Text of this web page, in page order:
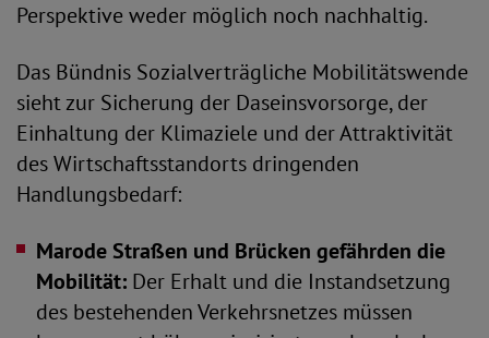
Perspektive weder möglich noch nachhaltig.
Das Bündnis Sozialverträgliche Mobilitätswende
sieht zur Sicherung der Daseinsvorsorge, der
Einhaltung der Klimaziele und der Attraktivität
des Wirtschaftsstandorts dringenden
Handlungsbedarf:
Marode Straßen und Brücken gefährden die
Mobilität: Der Erhalt und die Instandsetzung
des bestehenden Verkehrsnetzes müssen